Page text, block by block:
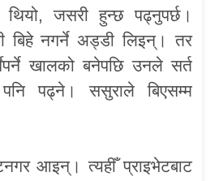
जसरी हुन्छ पढ्नुपर्छ।
बिहे नगर्ने अड्डी लिइन्। तर
खालको बनेपछि उनले सर्त
पनि पढ्ने। ससुराले बिएसम्म
आइन्। त्यहीँ प्राइभेटबाट